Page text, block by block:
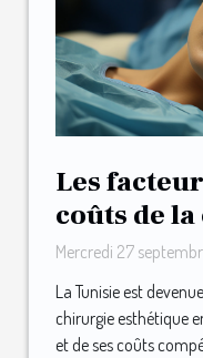
Les
coûts de
esthétique
Mercredi 27
La Tunisie est
chirurgie esthétique
et de ses coûts